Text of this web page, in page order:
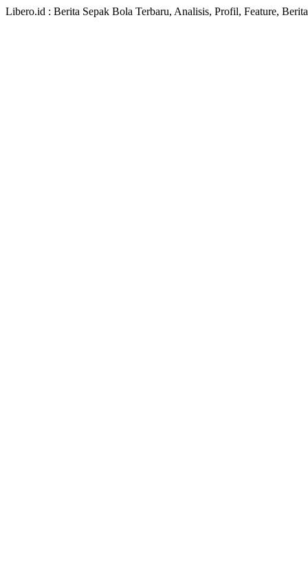
Libero.id : Berita Sepak Bola Terbaru, Analisis, Profil, Feature,